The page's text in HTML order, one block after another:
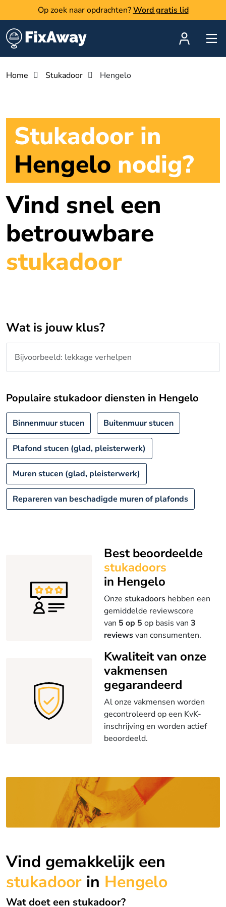
Op zoek naar opdrachten? Word gratis lid
Home Stukadoor Hengelo
Stukadoor in
Hengelo nodig?
Vind snel een
betrouwbare
stukadoor
Wat is jouw klus?
Populaire stukadoor diensten in Hengelo
Binnenmuur stucen Buitenmuur stucen
Plafond stucen (glad, pleisterwerk)
Muren stucen (glad, pleisterwerk)
Repareren van beschadigde muren of plafonds
Best beoordeelde
stukadoors
in Hengelo
Onze stukadoors hebben een
gemiddelde reviewscore
van 5 op 5 op basis van 3
reviewsvan consumenten.
Kwaliteit van onze
vakmensen
gegarandeerd
Al onze vakmensen worden
gecontroleerd op een KvK-
inschrijving en worden actief
beoordeeld.
Vind gemakkelijk een
stukadoor in Hengelo
Wat doet een stukadoor?